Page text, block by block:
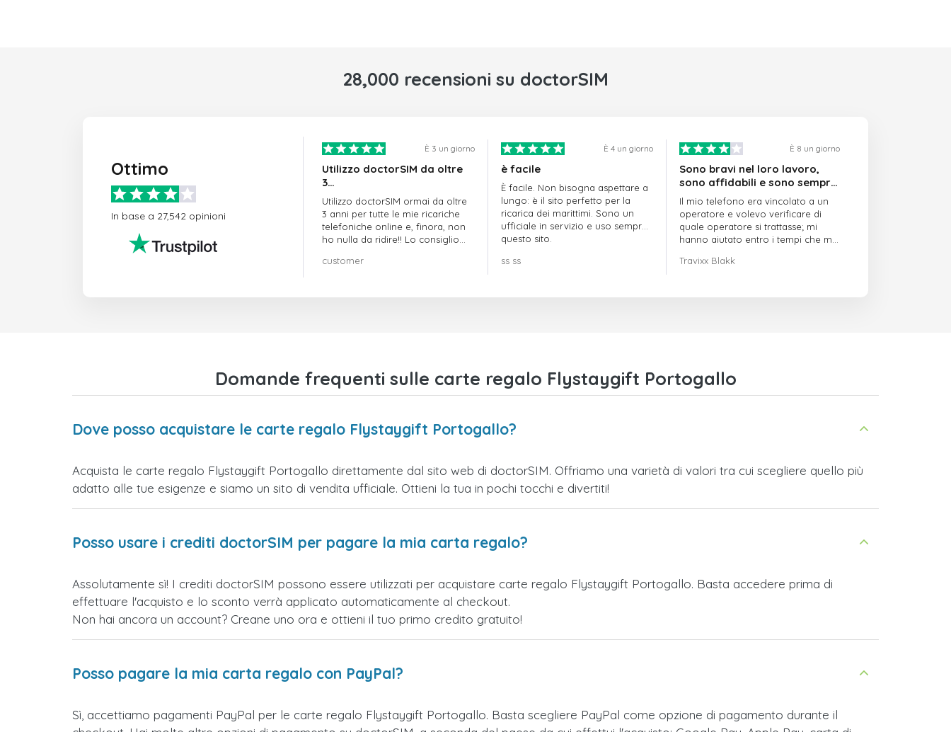
28,000 recensioni su doctorSIM
Ottimo
In base a 27,542 opinioni
È 3 un giorno
Utilizzo doctorSIM da oltre
3…
Utilizzo doctorSIM ormai da oltre
3 anni per tutte le mie ricariche
telefoniche online e, finora, non
ho nulla da ridire!! Lo consiglio
customer
È 4 un giorno
è facile
È facile. Non bisogna aspettare a
lungo: è il sito perfetto per la
ricarica dei marittimi. Sono un
ufficiale in servizio e uso sempre
questo sito.
ss ss
È 8 un giorno
Sono bravi nel loro lavoro,
sono affidabili e sono sempre
puntuali
Il mio telefono era vincolato a un
operatore e volevo verificare di
quale operatore si trattasse; mi
hanno aiutato entro i tempi che mi
Travixx Blakk
Domande frequenti sulle carte regalo Flystaygift Portogallo
Dove posso acquistare le carte regalo Flystaygift Portogallo?
Acquista le carte regalo Flystaygift Portogallo direttamente dal sito web di doctorSIM. Offriamo una varietà di valori tra cui scegliere quello più
adatto alle tue esigenze e siamo un sito di vendita ufficiale. Ottieni la tua in pochi tocchi e divertiti!
Posso usare i crediti doctorSIM per pagare la mia carta regalo?
Assolutamente sì! I crediti doctorSIM possono essere utilizzati per acquistare carte regalo Flystaygift Portogallo. Basta accedere prima di
effettuare l'acquisto e lo sconto verrà applicato automaticamente al checkout.
Non hai ancora un account? Creane uno ora e ottieni il tuo primo credito gratuito!
Posso pagare la mia carta regalo con PayPal?
Sì, accettiamo pagamenti PayPal per le carte regalo Flystaygift Portogallo. Basta scegliere PayPal come opzione di pagamento durante il